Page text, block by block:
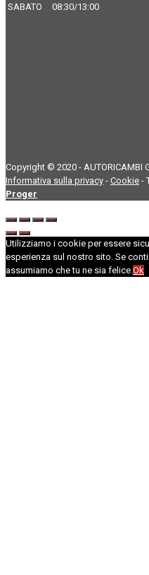
SABATO
08:30/13:00
Copyright © 2020 - AUTORICAMBI
Informativa sulla privacy - Cookie -
Proger
Utilizziamo i cookie per essere
esperienza sul nostro sito. Se
assumiamo che tu ne sia felice.Ok